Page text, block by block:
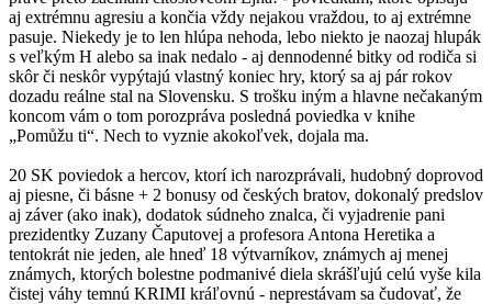
aj extrémnu agresiu a končia vždy nejakou vraždou, to aj extrémne
pasuje. Niekedy je to len hlúpa nehoda, lebo niekto je naozaj hlupák
s veľkým H alebo sa inak nedalo - aj dennodenné bitky od rodiča si
skôr či neskôr vypýtajú vlastný koniec hry, ktorý sa aj pár rokov
dozadu reálne stal na Slovensku. S trošku iným a hlavne nečakaným
koncom vám o tom porozpráva posledná poviedka v knihe
„Pomůžu ti“. Nech to vyznie akokoľvek, dojala ma.
20 SK poviedok a hercov, ktorí ich narozprávali, hudobný doprovod
aj piesne, či básne + 2 bonusy od českých bratov, dokonalý predslov
aj záver (ako inak), dodatok súdneho znalca, či vyjadrenie pani
prezidentky Zuzany Čaputovej a profesora Antona Heretika a
tentokrát nie jeden, ale hneď 18 výtvarníkov, známych aj menej
známych, ktorých bolestne podmanivé diela skrášľujú celú vyše kila
čistej váhy temnú KRIMI kráľovnú - neprestávam sa čudovať, že